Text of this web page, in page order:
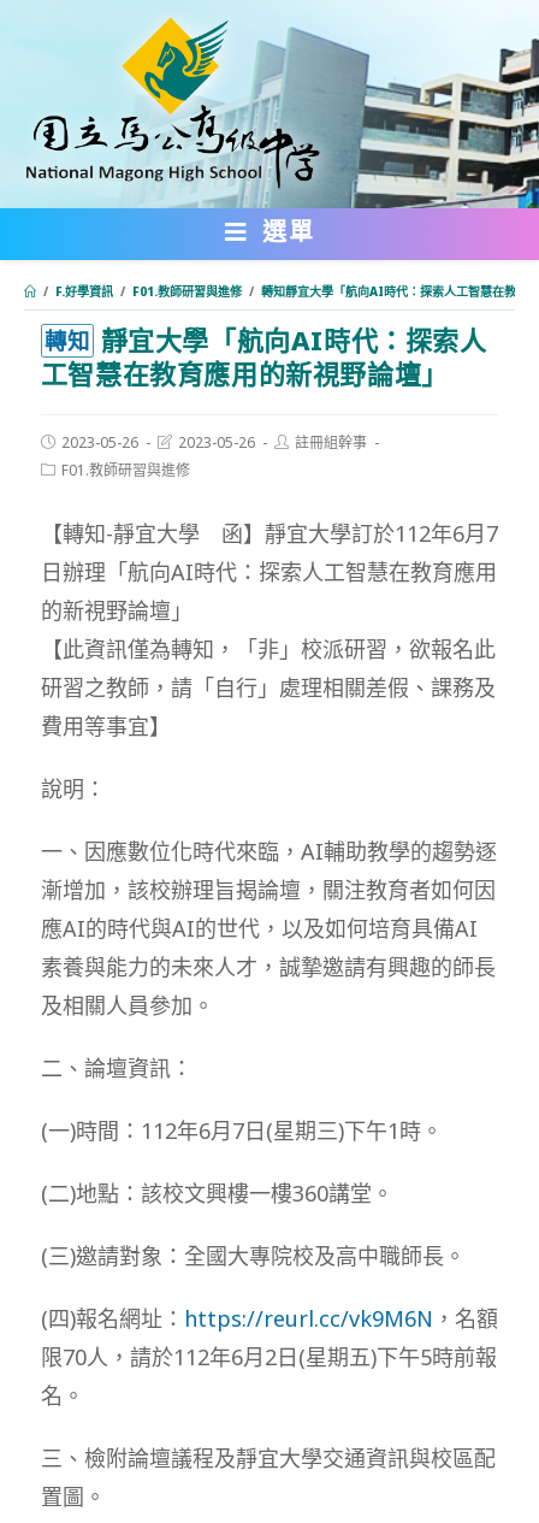
內
選單
/ F.好學資訊 / F01.教師研習與進修 / 轉知靜宜大學「航向AI時代：探索人工智慧在教育
轉知 靜宜大學「航向AI時代：探索人
工智慧在教育應用的新視野論壇」
Post
published:
2023-05-26
Post
last
modified:
2023-05-26
Post註冊組幹事
PostF01.教師研習與進修
【轉知-靜宜大學 函】靜宜大學訂於112年6月7
日辦理「航向AI時代：探索人工智慧在教育應用
的新視野論壇」
【此資訊僅為轉知，「非」校派研習，欲報名此
研習之教師，請「自行」處理相關差假、課務及
費用等事宜】
說明：
一、因應數位化時代來臨，AI輔助教學的趨勢逐
漸增加，該校辦理旨揭論壇，關注教育者如何因
應AI的時代與AI的世代，以及如何培育具備AI
素養與能力的未來人才，誠摯邀請有興趣的師長
及相關人員參加。
二、論壇資訊：
(一)時間：112年6月7日(星期三)下午1時。
(二)地點：該校文興樓一樓360講堂。
(三)邀請對象：全國大專院校及高中職師長。
(四)報名網址： https://reurl.cc/vk9M6N ，名額
限70人，請於112年6月2日(星期五)下午5時前報
名。
三、檢附論壇議程及靜宜大學交通資訊與校區配
置圖。